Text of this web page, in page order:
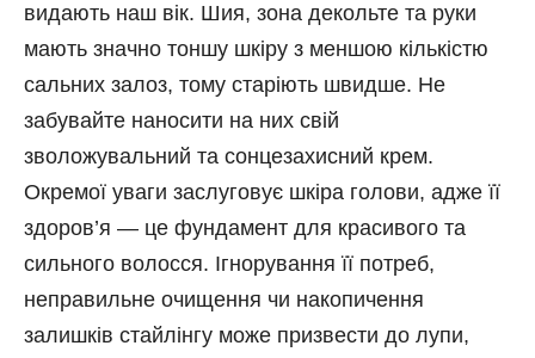
видають наш вік. Шия, зона декольте та руки
мають значно тоншу шкіру з меншою кількістю
сальних залоз, тому старіють швидше. Не
забувайте наносити на них свій
зволожувальний та сонцезахисний крем.
Окремої уваги заслуговує шкіра голови, адже її
здоров’я — це фундамент для красивого та
сильного волосся. Ігнорування її потреб,
неправильне очищення чи накопичення
залишків стайлінгу може призвести до лупи,